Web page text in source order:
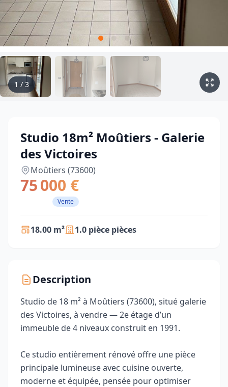
1 / 3
Studio 18m² Moûtiers - Galerie
des Victoires
Moûtiers (73600)
75 000 €
Vente
18.00 m² 1.0 pièce pièces
Description
Studio de 18 m² à Moûtiers (73600), situé galerie
des Victoires, à vendre — 2e étage d’un
immeuble de 4 niveaux construit en 1991.
Ce studio entièrement rénové offre une pièce
principale lumineuse avec cuisine ouverte,
moderne et équipée, pensée pour optimiser